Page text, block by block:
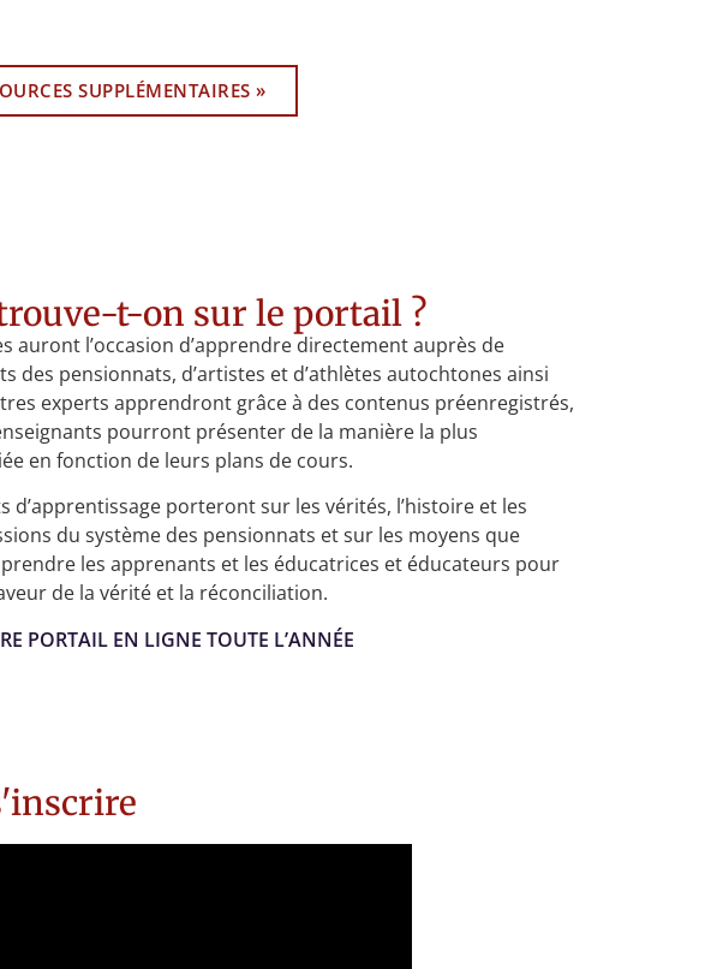
SUPPLÉMENTAIRES »
t-on sur le portail ?
auront l’occasion d’apprendre directement auprès de
des pensionnats, d’artistes et d’athlètes autochtones ainsi
experts apprendront grâce à des contenus préenregistrés,
pourront présenter de la manière la plus
en fonction de leurs plans de cours.
d’apprentissage porteront sur les vérités, l’histoire et les
du système des pensionnats et sur les moyens que
les apprenants et les éducatrices et éducateurs pour
de la vérité et la réconciliation.
PORTAIL EN LIGNE TOUTE L’ANNÉE